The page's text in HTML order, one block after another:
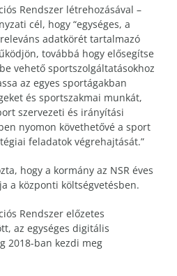
Rendszer létrehozásával –
cél, hogy “egységes, a
adatkörét tartalmazó
továbbá hogy elősegítse
vehető sportszolgáltatásokhoz
az egyes sportágakban
és sportszakmai munkát,
szervezeti és irányítási
nyomon követhetővé a sport
feladatok végrehajtását.”
hogy a kormány az NSR éves
a központi költségvetésben.
Rendszer előzetes
az egységes digitális
2018-ban kezdi meg